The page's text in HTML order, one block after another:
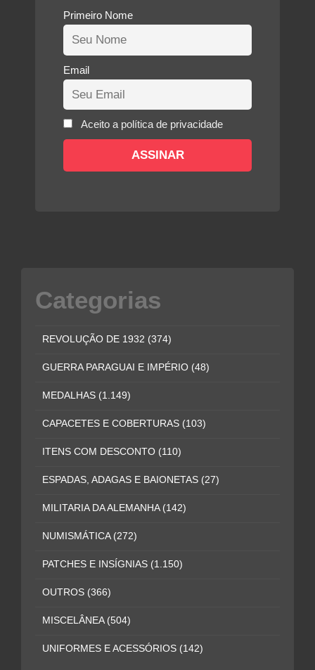
Primeiro Nome
Email
Aceito a política de privacidade
Categorias
REVOLUÇÃO DE 1932 (374)
GUERRA PARAGUAI E IMPÉRIO (48)
MEDALHAS (1.149)
CAPACETES E COBERTURAS (103)
ITENS COM DESCONTO (110)
ESPADAS, ADAGAS E BAIONETAS (27)
MILITARIA DA ALEMANHA (142)
NUMISMÁTICA (272)
PATCHES E INSÍGNIAS (1.150)
OUTROS (366)
MISCELÂNEA (504)
UNIFORMES E ACESSÓRIOS (142)